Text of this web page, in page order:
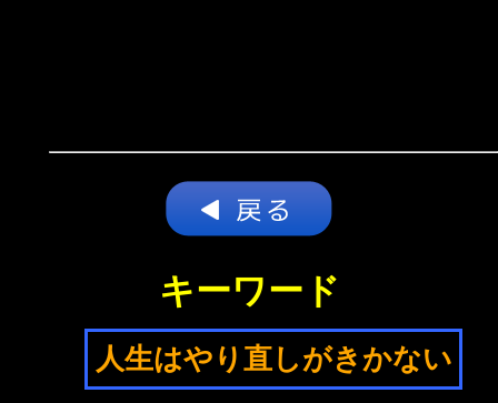
キーワード
人生はやり直しがきかない